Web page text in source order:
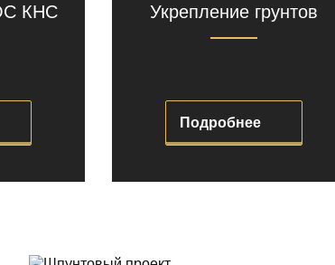
КНС Укрепление грунтов
Подробнее